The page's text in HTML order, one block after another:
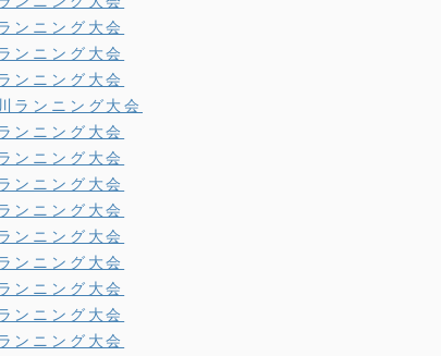
ンニング大会
ンニング大会
ンニング大会
ランニング大会
ンニング大会
ンニング大会
ンニング大会
ンニング大会
ンニング大会
ンニング大会
ンニング大会
ンニング大会
ンニング大会